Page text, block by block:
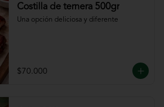
Costilla de ternera 500gr
Una opción deliciosa y diferente
$70.000